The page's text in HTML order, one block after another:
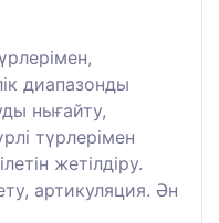
диапазонды
нығайту,
түрлерімен
жетілдіру.
артикуляция. Ән